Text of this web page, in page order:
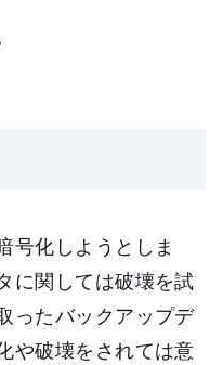
号化しようとしま
に関しては破壊を試
ったバックアップデ
や破壊をされては意